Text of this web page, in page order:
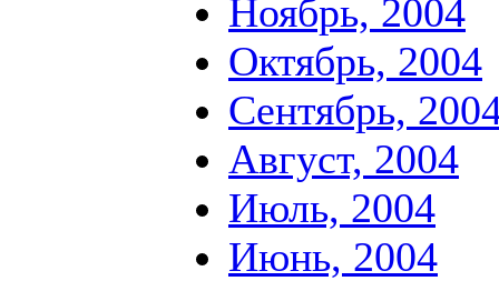
Ноябрь, 2004
Октябрь, 2004
Сентябрь,
Август, 2004
Июль, 2004
Июнь, 2004